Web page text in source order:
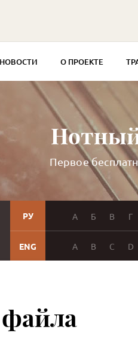
НОВОСТИ О ПРОЕКТЕ
Нотный
Первое
РУ А Б В Г
ENG A B C D